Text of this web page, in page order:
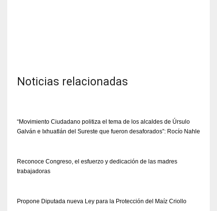
Noticias relacionadas
“Movimiento Ciudadano politiza el tema de los alcaldes de Úrsulo
Galván e Ixhuatlán del Sureste que fueron desaforados”: Rocío Nahle
Reconoce Congreso, el esfuerzo y dedicación de las madres
trabajadoras
Propone Diputada nueva Ley para la Protección del Maíz Criollo